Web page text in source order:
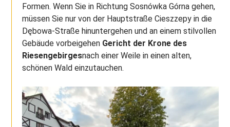
Formen. Wenn Sie in Richtung Sosnówka Górna gehen,
müssen Sie nur von der Hauptstraße Cieszzepy in die
Dębowa-Straße hinuntergehen und an einem stilvollen
Gebäude vorbeigehen Gericht der Krone des
Riesengebirgesnach einer Weile in einen alten,
schönen Wald einzutauchen.